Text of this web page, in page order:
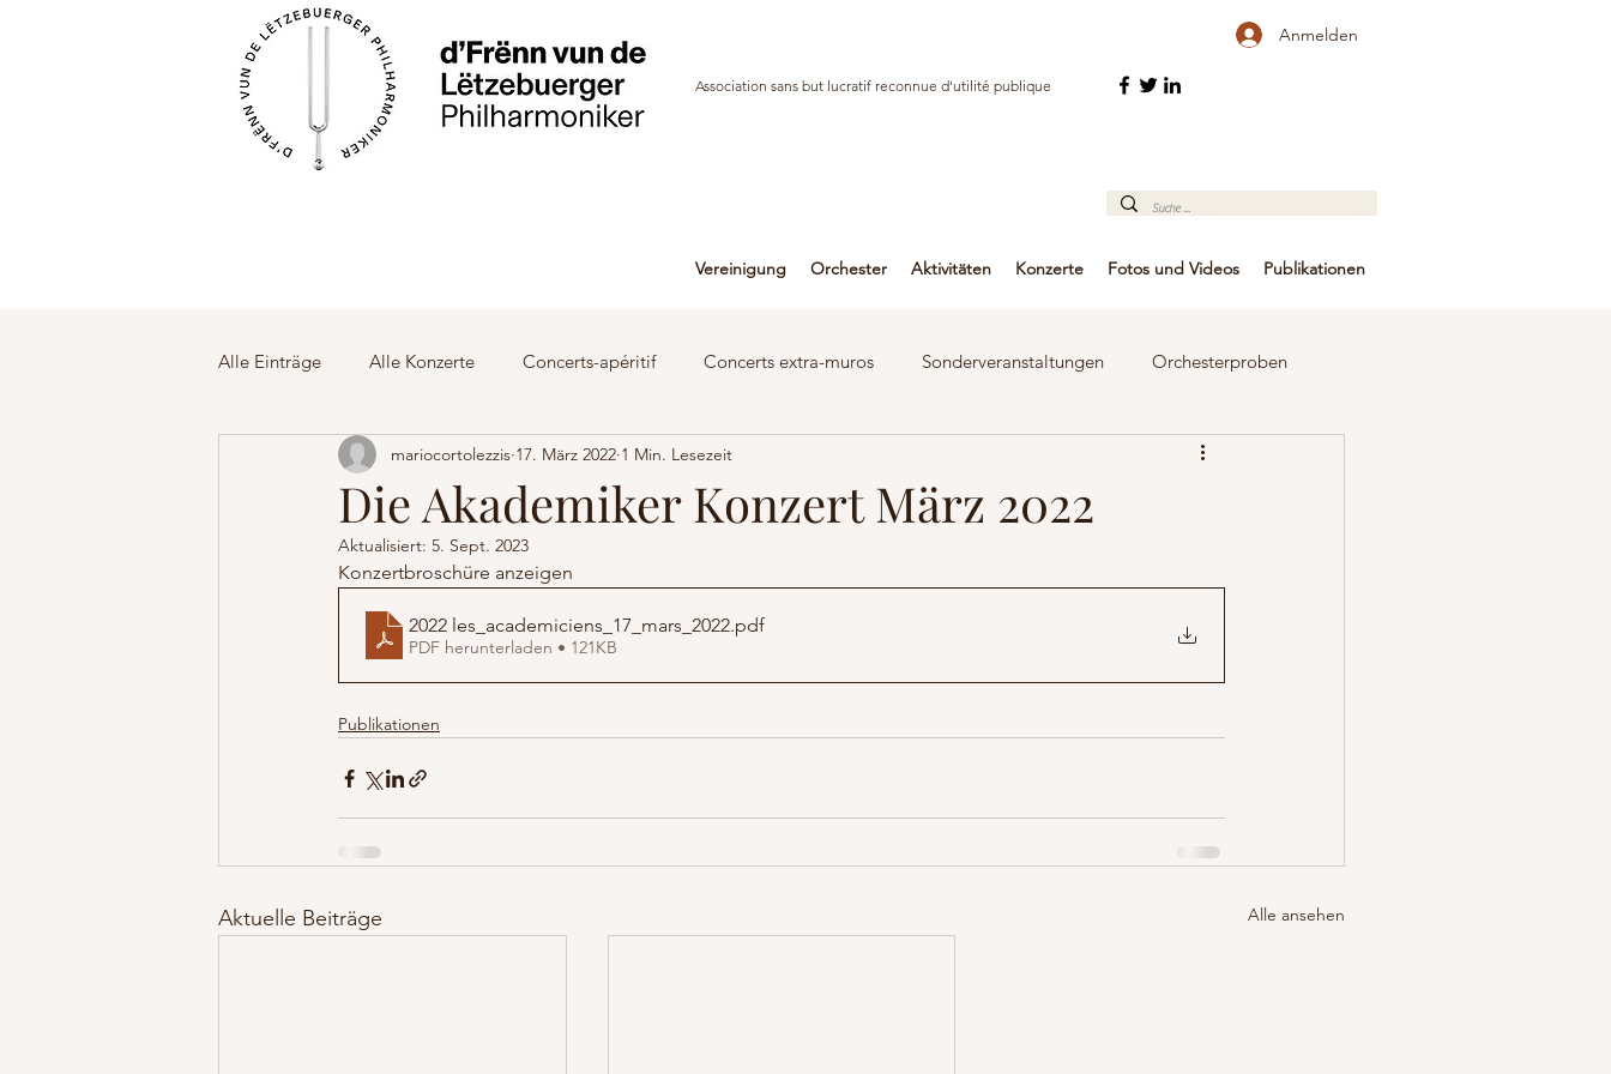
Association sans but lucratif reconnue d'utilité publique
Anmelden
Vereinigung Orchester Aktivitäten Konzerte Fotos und Videos Publikationen
Alle Einträge Alle Konzerte Concerts-apéritif Concerts extra-muros Sonderveranstaltungen Orchesterproben
Begleitreisen Audio-Video Aufnahmen Interviews Pressemitteilungen
Die Akademiker Konzert März 2022
mariocortolezzis 17. März 2022 1 Min. Lesezeit
Aktualisiert: 5. Sept. 2023
Konzertbroschüre anzeigen
2022 les_academiciens_17_mars_2022.pdf
PDF herunterladen • 121KB
Publikationen
Aktuelle Beiträge Alle ansehen